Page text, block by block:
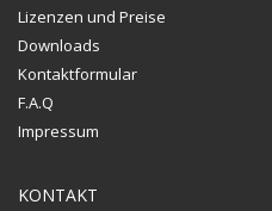
Lizenzen und Preise
Downloads
Kontaktformular
F.A.Q
Impressum
KONTAKT